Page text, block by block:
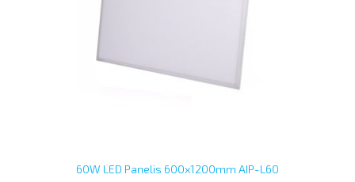
60W LED Panelis 600x1200mm AIP-L60